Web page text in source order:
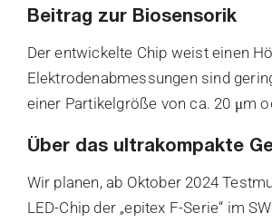
Beitrag zur Biosensorik
Der entwickelte Chip weist einen
Elektrodenabmessungen sind
einer Partikelgröße von ca. 20 μm
Über das ultrakompakte
Wir planen, ab Oktober 2024
LED-Chip der „epitex F-Serie“ im